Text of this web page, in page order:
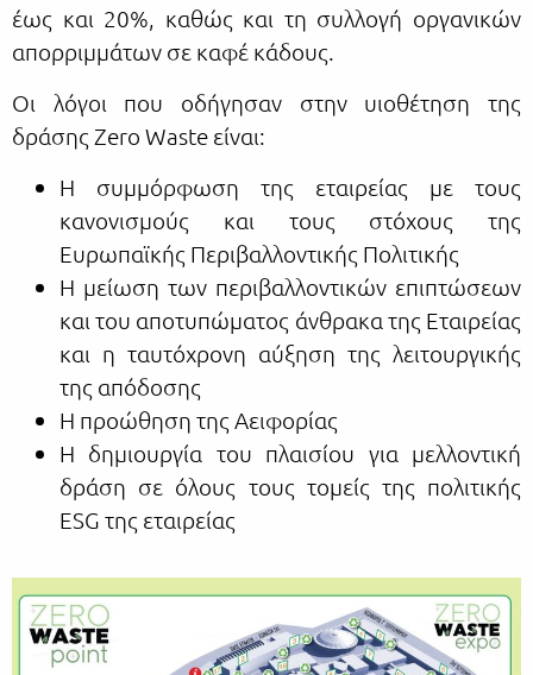
έως και 20%, καθώς και τη συλλογή οργανικών
απορριμμάτων σε καφέ κάδους.
Οι λόγοι που οδήγησαν στην υιοθέτηση της
δράσης Zero Waste είναι:
Η συμμόρφωση της εταιρείας με τους
κανονισμούς και τους στόχους της
Ευρωπαϊκής Περιβαλλοντικής Πολιτικής
Η μείωση των περιβαλλοντικών επιπτώσεων
και του αποτυπώματος άνθρακα της Εταιρείας
και η ταυτόχρονη αύξηση της λειτουργικής
της απόδοσης
Η προώθηση της Αειφορίας
Η δημιουργία του πλαισίου για μελλοντική
δράση σε όλους τους τομείς της πολιτικής
ESG της εταιρείας